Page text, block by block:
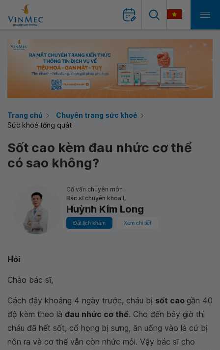
Trang chủ
Chuyên trang sức khoẻ
Sức khoẻ tổng quát
Sốt cao kèm đau nhức cơ thể
có sao không?
Cố vấn chuyên môn
Bác sĩ chuyên khoa I,
Huỳnh Kim Long
Đặt lịch khám Xem chi tiết
Hỏi
Chào bác sĩ,
Cách đây khoảng 4 ngày trước, cháu bị sốt cao gần 40
độ kèm theo là đau nhức cơ thể. Cho đến bây giờ thì
cháu đã hết sốt, cổ họng bị sưng, ăn uống vào là cứ bị
nôn ra và cơ thể vẫn còn nhức mỏi. Vậy bác sĩ cho